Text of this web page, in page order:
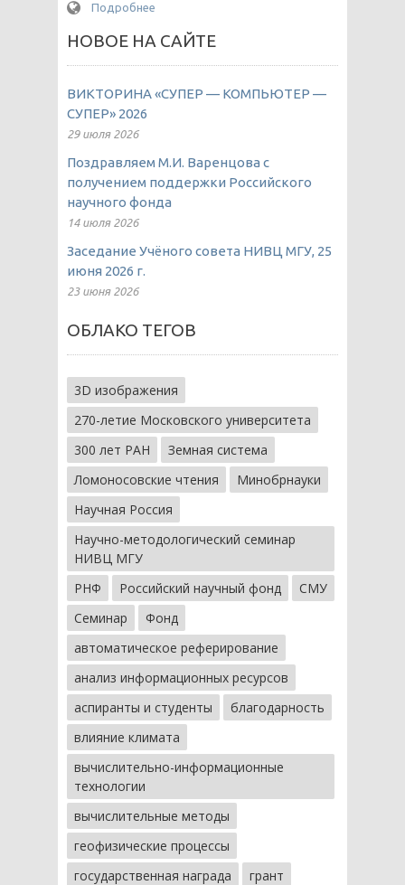
Подробнее
НОВОЕ НА САЙТЕ
ВИКТОРИНА «СУПЕР — КОМПЬЮТЕР —
СУПЕР» 2026
29 июля 2026
Поздравляем М.И. Варенцова с
получением поддержки Российского
научного фонда
14 июля 2026
Заседание Учёного совета НИВЦ МГУ, 25
июня 2026 г.
23 июня 2026
ОБЛАКО ТЕГОВ
3D изображения
270-летие Московского университета
300 лет РАН
Земная система
Ломоносовские чтения
Минобрнауки
Научная Россия
Научно-методологический семинар
НИВЦ МГУ
РНФ
Российский научный фонд
СМУ
Семинар
Фонд
автоматическое реферирование
анализ информационных ресурсов
аспиранты и студенты
благодарность
влияние климата
вычислительно-информационные
технологии
вычислительные методы
геофизические процессы
государственная награда
грант